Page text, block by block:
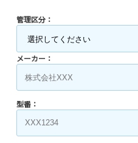
管理区分：
メーカー：
型番：